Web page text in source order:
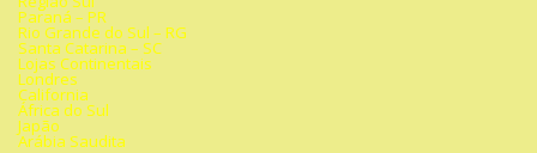
Paraná – PR
Rio Grande do Sul – RG
Santa Catarina – SC
Lojas Continentais
Londres
California
África do Sul
Japão
Arábia Saudita